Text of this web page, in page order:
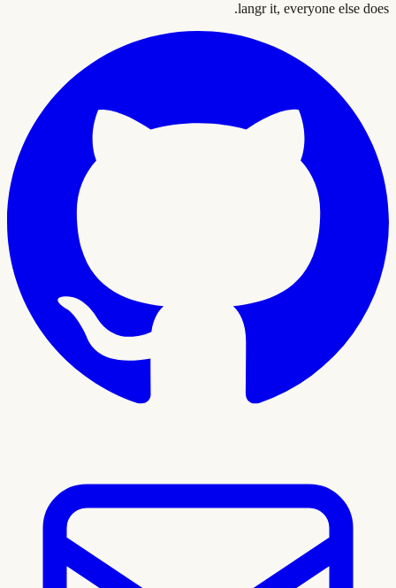
langr it, everyone else does.